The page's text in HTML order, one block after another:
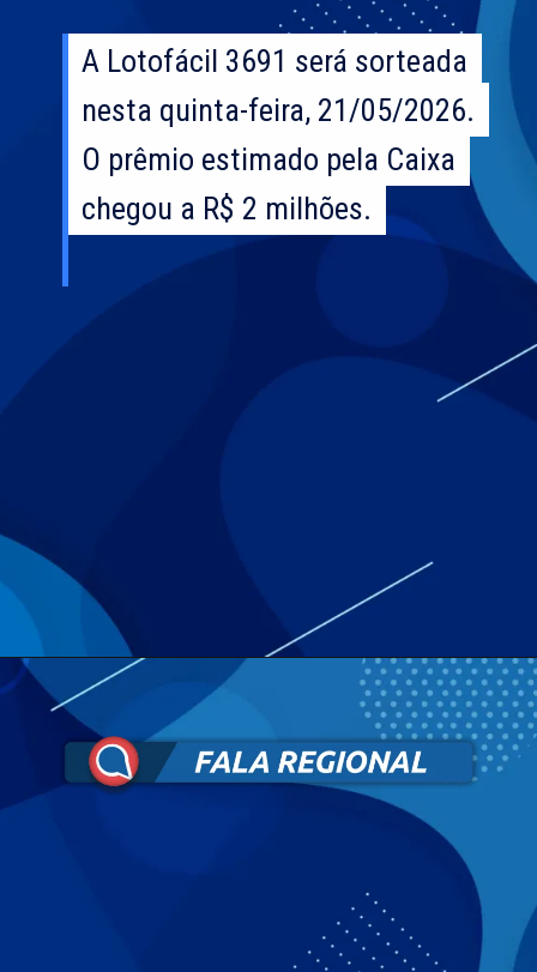
A Lotofácil 3691 será sorteada
nesta quinta-feira, 21/05/2026.
O prêmio estimado pela Caixa
chegou a R$ 2 milhões.
A Lotofácil 3691 será sorteada
nesta quinta-feira, 21/05/2026.
O prêmio estimado pela Caixa
chegou a R$ 2 milhões.
Opening https://falaregional.com.br/resultado-da-lotofacil-de-hoje-concurso-3691-quinta-feira-21-05-2026-premio-de-r-2-milhoes-pode-comprar-13-hyundai-creta-limited-2026.html